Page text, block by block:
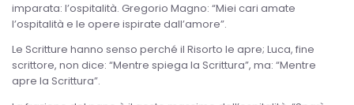
imparata: l’ospitalità. Gregorio Magno: “Miei cari amate
l’ospitalità e le opere ispirate dall’amore”.
Le Scritture hanno senso perché il Risorto le apre; Luca, fine
scrittore, non dice: “Mentre spiega la Scrittura”, ma: “Mentre
apre la Scrittura”.